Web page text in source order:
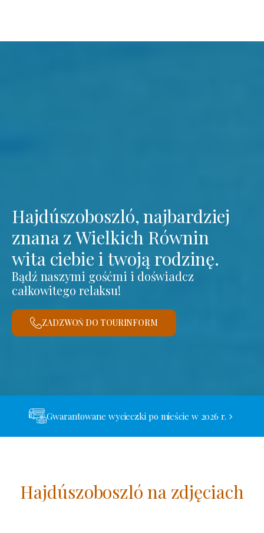
Hajdúszoboszló, najbardziej
znana z Wielkich Równin
wita ciebie i twoją rodzinę.
Bądź naszymi gośćmi i doświadcz
całkowitego relaksu!
ZADZWOŃ DO TOURINFORM
Gwarantowane wycieczki po mieście w 2026 r.
Hajdúszoboszló na zdjęciach